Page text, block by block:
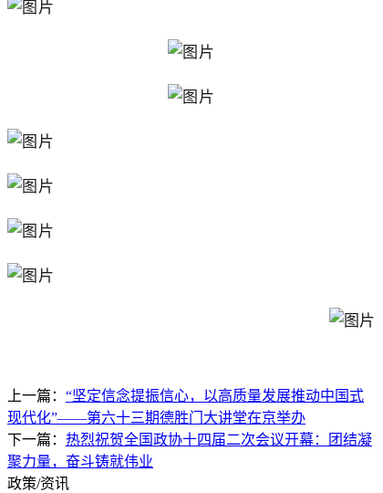
上一篇： “坚定信念提振信心，以高质量发展推动中国式
现代化”——第六十三期德胜门大讲堂在京举办
下一篇： 热烈祝贺全国政协十四届二次会议开幕：团结凝
聚力量，奋斗铸就伟业
政策/资讯